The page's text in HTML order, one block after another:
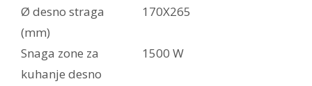
Ø desno straga
(mm)
170X265
Snaga zone za
kuhanje desno
1500 W